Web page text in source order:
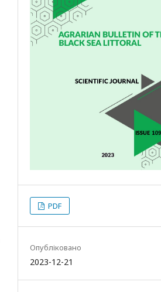
PDF
Опубліковано
2023-12-21